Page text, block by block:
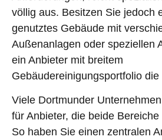
völlig aus. Besitzen Sie jedoch
genutztes Gebäude mit
Außenanlagen oder speziellen
ein Anbieter mit breitem
Gebäudereinigungsportfolio die
Viele Dortmunder
für Anbieter, die beide
So haben Sie einen zentralen